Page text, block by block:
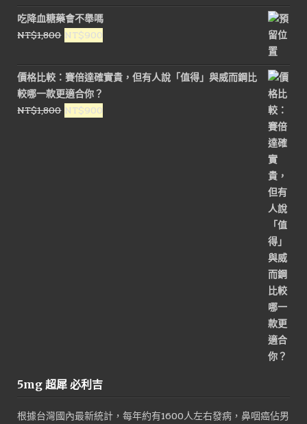
價
格：
NT$1,200。
價
格：
NT$500。
吃降血糖藥會不舉嗎
NT$1,800 原
價
格：
NT$1,800。
NT$900
價
格：
NT$900。
價格比較：賽倍達確實貴，但有人說「值得」與威而鋼比
較哪一款更適合你？
NT$1,800 原
NT$900
5mg 超犀 必利吉
根據台灣國內最新統計，每年約有1600人左右發病，鼻咽癌佔男